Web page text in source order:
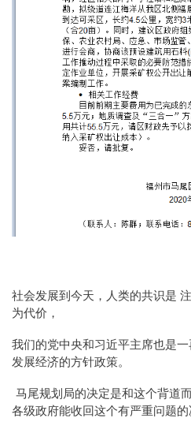
社会发展到今天，人类的共识是
为代价，
我们的党中央和习近平主席也是
发展经济的方针政策。
马尾规划局的决定是和这个背道
各级政府能收回这个有严重问题的